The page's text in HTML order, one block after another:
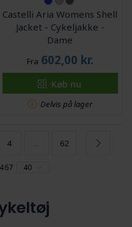
Castelli Aria Womens Shell
Jacket - Cykeljakke -
Dame
Fra 602,00 kr.
Køb nu
Delvis på lager
4 ... 62
40